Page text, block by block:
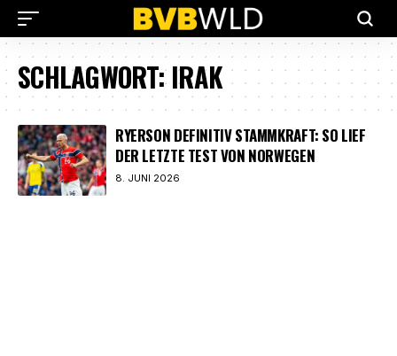
SCHLAGWORT:IRAK
RYERSON DEFINITIV STAMMKRAFT: SO LIEF
DER LETZTE TEST VON NORWEGEN
8. JUNI 2026